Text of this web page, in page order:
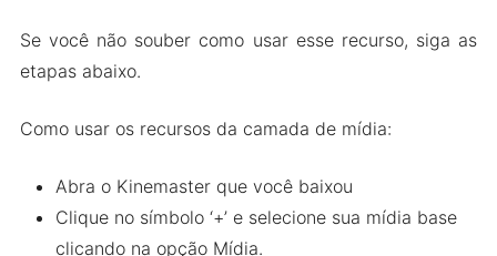
Se você não souber como usar esse recurso, siga as
etapas abaixo.
Como usar os recursos da camada de mídia:
Abra o Kinemaster que você baixou
Clique no símbolo ‘+’ e selecione sua mídia base
clicando na opção Mídia.